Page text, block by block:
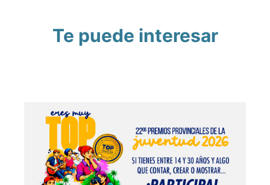
Te puede interesar